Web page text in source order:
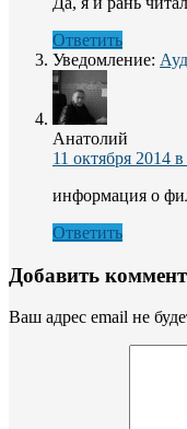
Ответить
Уведомление:
Анатолий
11 октября 2014
информация о
Ответить
Добавить
Ваш адрес email не